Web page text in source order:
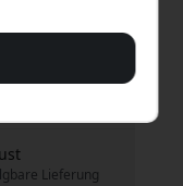
Deutschland
Lieferung